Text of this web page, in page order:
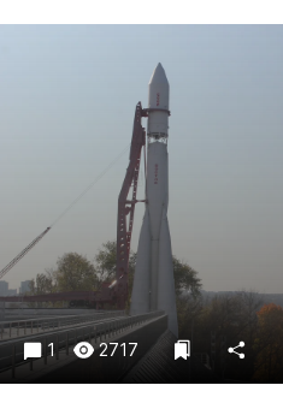
Культура
Недвижимость и
Образование
Общество
Погода
Праздники
Происшествия
Спорт
Экономика и бизнес
1 2717